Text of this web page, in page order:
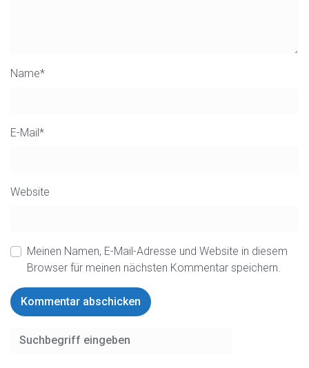
Name*
E-Mail*
Website
Meinen Namen, E-Mail-Adresse und Website in diesem
Browser für meinen nächsten Kommentar speichern.